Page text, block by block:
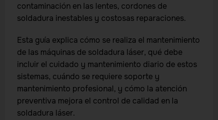
contaminación en las lentes, cordones de
soldadura inestables y costosas reparaciones.
Esta guía explica cómo se realiza el mantenimiento
de las máquinas de soldadura láser, qué debe
incluir el cuidado y mantenimiento diario de estos
sistemas, cuándo se requiere soporte y
mantenimiento profesional, y cómo la atención
preventiva mejora el control de calidad en la
soldadura láser.